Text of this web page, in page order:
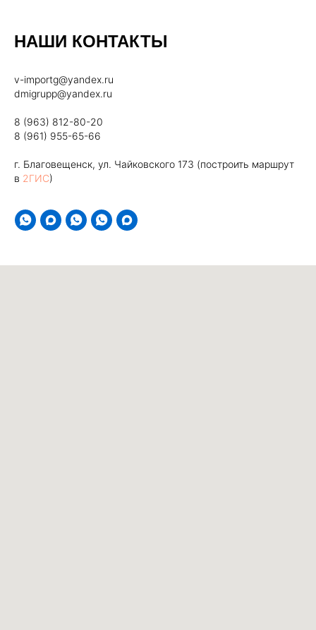
НАШИ КОНТАКТЫ
v-importg@yandex.ru
dmigrupp@yandex.ru
8 (963) 812-80-20
8 (961) 955-65-66
г. Благовещенск, ул. Чайковского 173 (построить маршрут
в 2ГИС)